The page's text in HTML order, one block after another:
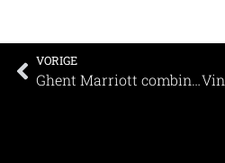
VORIGE
Ghent Marriott combineert charme met design